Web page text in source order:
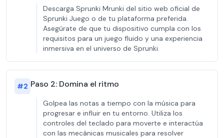
Descarga Sprunki Mrunki del sitio web oficial de
Sprunki Juego o de tu plataforma preferida.
Asegúrate de que tu dispositivo cumpla con los
requisitos para un juego fluido y una experiencia
inmersiva en el universo de Sprunki.
#2 Paso 2: Domina el ritmo
Golpea las notas a tiempo con la música para
progresar e influir en tu entorno. Utiliza los
controles del teclado para moverte e interactúa
con las mecánicas musicales para resolver